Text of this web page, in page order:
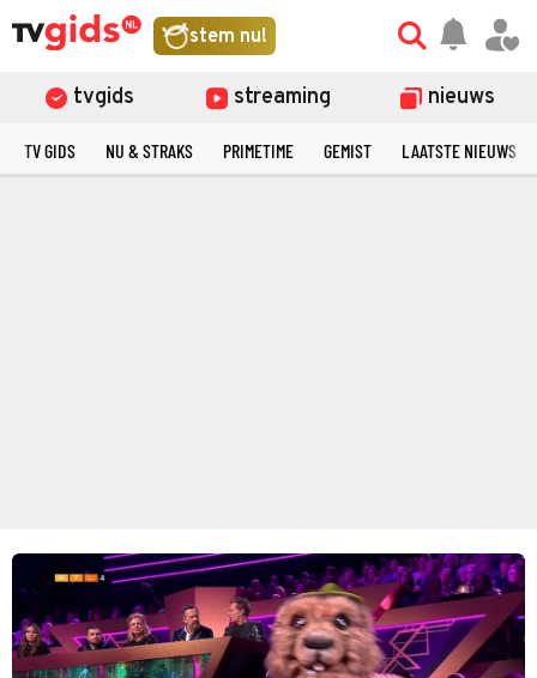
stem nu!
tvgids streaming nieuws
TV GIDS NU & STRAKS PRIMETIME GEMIST LAATSTE NIEUWS